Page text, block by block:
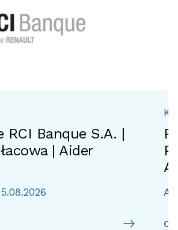
RCI Banque S.A. |
| Aider